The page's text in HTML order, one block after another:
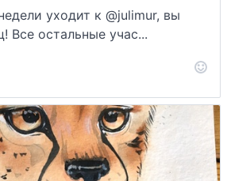
уходит к @julimur, вы
Все остальные учас...